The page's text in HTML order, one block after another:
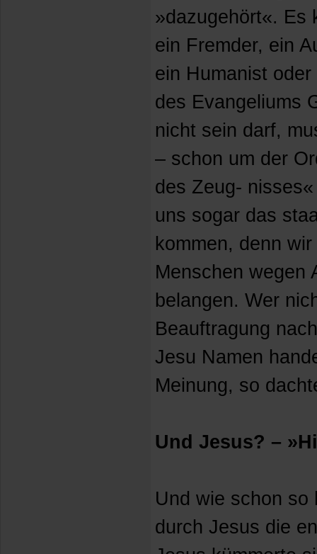
»dazugehört«. Es
ein Fremder, ein
ein Humanist
des Evangeliums
nicht sein darf,
– schon um der
des Zeug-
uns sogar das
kommen, denn
Menschen wegen
belangen. Wer
Beauftragung
Jesu Namen
Meinung, so
Und Jesus? –
Und wie schon so
durch Jesus die